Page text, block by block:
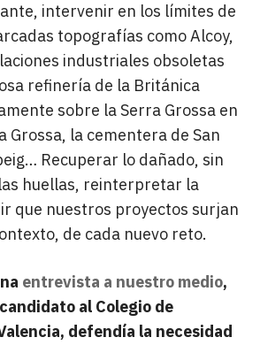
intervenir en los límites de
topografías como Alcoy,
industriales obsoletas
refinería de la Británica
sobre la Serra Grossa en
Grossa, la cementera de San
Recuperar lo dañado, sin
huellas, reinterpretar la
que nuestros proyectos surjan
de cada nuevo reto.
entrevista a nuestro medio,
al Colegio de
defendía la necesidad